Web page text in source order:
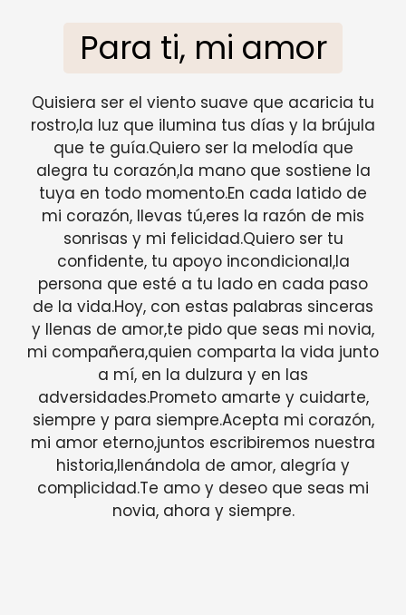
Para ti, mi amor
Quisiera ser el viento suave que acaricia tu
rostro,la luz que ilumina tus días y la brújula
que te guía.Quiero ser la melodía que
alegra tu corazón,la mano que sostiene la
tuya en todo momento.En cada latido de
mi corazón, llevas tú,eres la razón de mis
sonrisas y mi felicidad.Quiero ser tu
confidente, tu apoyo incondicional,la
persona que esté a tu lado en cada paso
de la vida.Hoy, con estas palabras sinceras
y llenas de amor,te pido que seas mi novia,
mi compañera,quien comparta la vida junto
a mí, en la dulzura y en las
adversidades.Prometo amarte y cuidarte,
siempre y para siempre.Acepta mi corazón,
mi amor eterno,juntos escribiremos nuestra
historia,llenándola de amor, alegría y
complicidad.Te amo y deseo que seas mi
novia, ahora y siempre.